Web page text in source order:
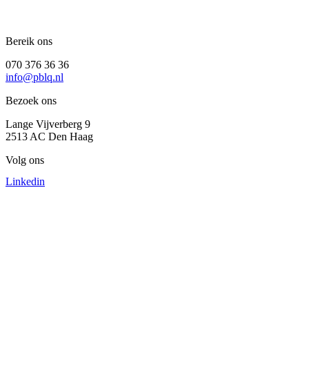
Bereik ons
070 376 36 36
info@pblq.nl
Bezoek ons
Lange Vijverberg 9
2513 AC Den Haag
Volg ons
Linkedin